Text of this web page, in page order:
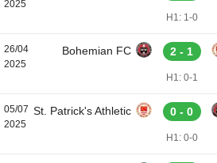
2025
H1: 1-0
26/04
2025
Bohemian FC 2 - 1
H1: 0-1
05/07
2025
St. Patrick's Athletic 0 - 0
H1: 0-0